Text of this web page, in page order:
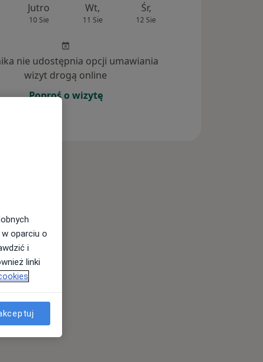
Jutro
10 Sie
Wt,
11 Sie
Śr,
12 Sie
nie udostępnia opcji umawiania
wizyt drogą online
Poproś o wizytę
oparciu o
i
linki